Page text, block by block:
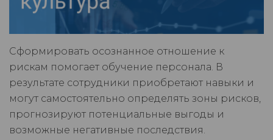
Сформировать осознанное отношение к
рискам помогает обучение персонала. В
результате сотрудники приобретают навыки и
могут самостоятельно определять зоны рисков,
прогнозируют потенциальные выгоды и
возможные негативные последствия.